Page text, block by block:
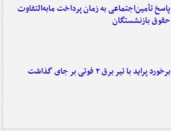
پاسخ تأمین‌اجتماعی به زمان پرداخت مابه‌التفاوت
حقوق بازنشستگان
برخورد پراید با تیر برق ۲ فوتی بر جای گذاشت